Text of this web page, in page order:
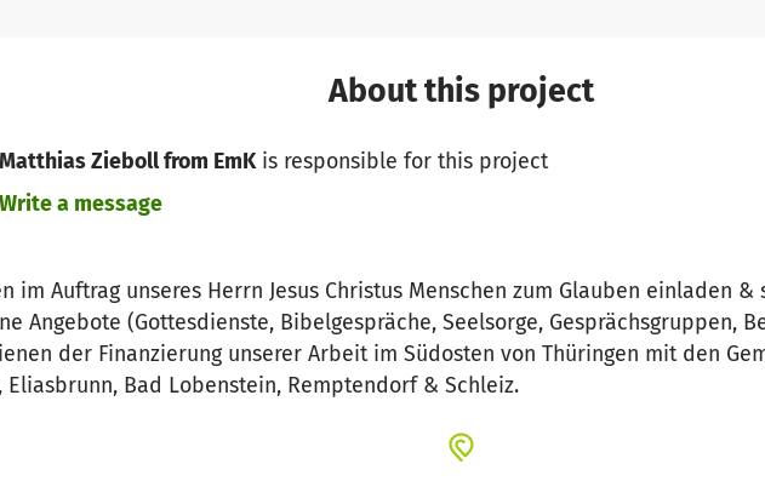
About this project
Matthias Zieboll from EmKis responsible for this project
Write a message
im Auftrag unseres Herrn Jesus Christus Menschen zum Glauben einladen
Angebote (Gottesdienste, Bibelgespräche, Seelsorge, Gesprächsgruppen,
der Finanzierung unserer Arbeit im Südosten von Thüringen mit den
Eliasbrunn, Bad Lobenstein, Remptendorf & Schleiz.